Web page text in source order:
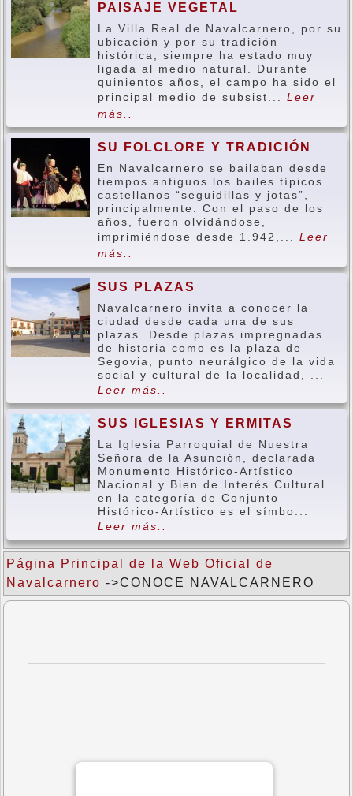
PAISAJE VEGETAL
La Villa Real de Navalcarnero, por su
ubicación y por su tradición
histórica, siempre ha estado muy
ligada al medio natural. Durante
quinientos años, el campo ha sido el
principal medio de subsist... Leer
más..
SU FOLCLORE Y TRADICIÓN
En Navalcarnero se bailaban desde
tiempos antiguos los bailes típicos
castellanos “seguidillas y jotas”,
principalmente. Con el paso de los
años, fueron olvidándose,
imprimiéndose desde 1.942,... Leer
más..
SUS PLAZAS
Navalcarnero invita a conocer la
ciudad desde cada una de sus
plazas. Desde plazas impregnadas
de historia como es la plaza de
Segovia, punto neurálgico de la vida
social y cultural de la localidad, ...
Leer más..
SUS IGLESIAS Y ERMITAS
La Iglesia Parroquial de Nuestra
Señora de la Asunción, declarada
Monumento Histórico-Artístico
Nacional y Bien de Interés Cultural
en la categoría de Conjunto
Histórico-Artístico es el símbo...
Leer más..
Página Principal de la Web Oficial de
Navalcarnero ->CONOCE NAVALCARNERO